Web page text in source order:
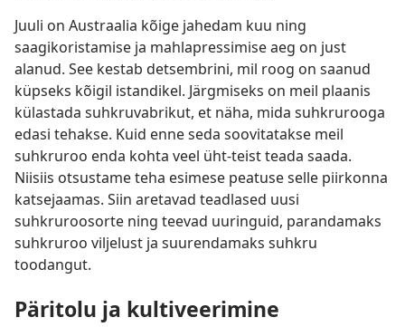
Juuli on Austraalia kõige jahedam kuu ning
saagikoristamise ja mahlapressimise aeg on just
alanud. See kestab detsembrini, mil roog on saanud
küpseks kõigil istandikel. Järgmiseks on meil plaanis
külastada suhkruvabrikut, et näha, mida suhkrurooga
edasi tehakse. Kuid enne seda soovitatakse meil
suhkruroo enda kohta veel üht-teist teada saada.
Niisiis otsustame teha esimese peatuse selle piirkonna
katsejaamas. Siin aretavad teadlased uusi
suhkruroosorte ning teevad uuringuid, parandamaks
suhkruroo viljelust ja suurendamaks suhkru
toodangut.
Päritolu ja kultiveerimine